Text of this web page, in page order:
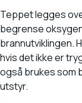
Teppet legges
begrense
brannutviklingen.
hvis det ikke er
også brukes som
utstyr.